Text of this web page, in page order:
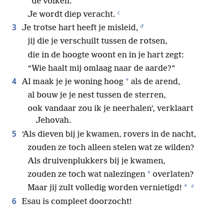
Je wordt diep veracht. c
3 Je trotse hart heeft je misleid, d
jij die je verschuilt tussen de rotsen,
die in de hoogte woont en in je hart zegt:
“Wie haalt mij omlaag naar de aarde?”
4 Al maak je je woning hoog * als de arend,
al bouw je je nest tussen de sterren,
ook vandaar zou ik je neerhalen’, verklaart
Jehovah.
5
‘Als dieven bij je kwamen, rovers in de nacht,
zouden ze toch alleen stelen wat ze wilden?
Als druivenplukkers bij je kwamen,
zouden ze toch wat nalezingen * overlaten?
Maar jij zult volledig worden vernietigd! * e
6 Esau is compleet doorzocht!